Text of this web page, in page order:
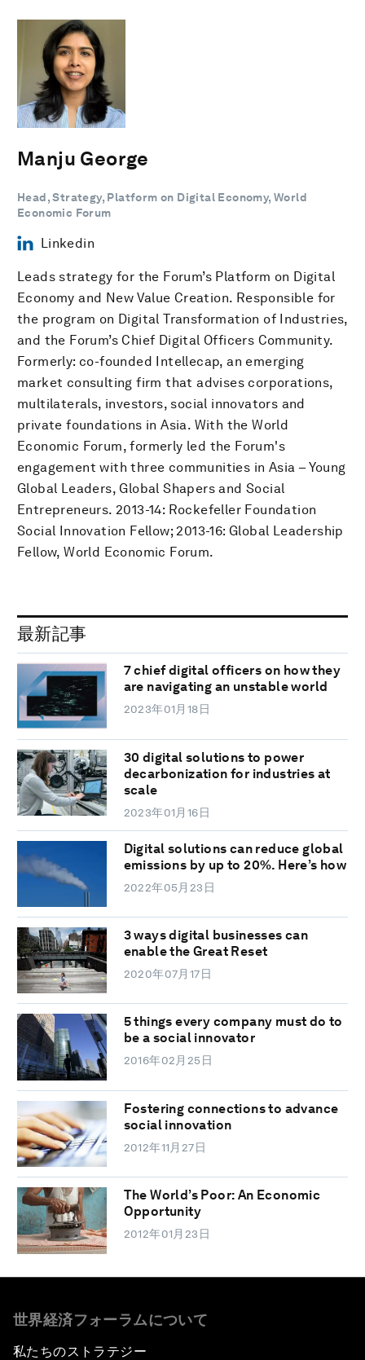
Manju George
Head, Strategy, Platform on Digital Economy, World
Economic Forum
Linkedin
Leads strategy for the Forum’s Platform on Digital
Economy and New Value Creation. Responsible for
the program on Digital Transformation of Industries,
and the Forum’s Chief Digital Officers Community.
Formerly: co-founded Intellecap, an emerging
market consulting firm that advises corporations,
multilaterals, investors, social innovators and
private foundations in Asia. With the World
Economic Forum, formerly led the Forum's
engagement with three communities in Asia – Young
Global Leaders, Global Shapers and Social
Entrepreneurs. 2013-14: Rockefeller Foundation
Social Innovation Fellow; 2013-16: Global Leadership
Fellow, World Economic Forum.
最新記事
7 chief digital officers on how they
are navigating an unstable world
2023年01月18日
30 digital solutions to power
decarbonization for industries at
scale
2023年01月16日
Digital solutions can reduce global
emissions by up to 20%. Here’s how
2022年05月23日
3 ways digital businesses can
enable the Great Reset
2020年07月17日
5 things every company must do to
be a social innovator
2016年02月25日
Fostering connections to advance
social innovation
2012年11月27日
The World’s Poor: An Economic
Opportunity
2012年01月23日
世界経済フォーラムについて
私たちのストラテジー